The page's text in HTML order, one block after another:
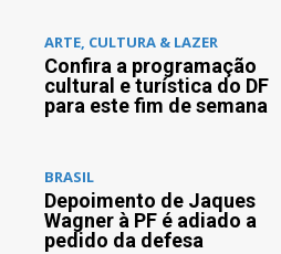
ARTE, CULTURA & LAZER
Confira a programação
cultural e turística do DF
para este fim de semana
BRASIL
Depoimento de Jaques
Wagner à PF é adiado a
pedido da defesa